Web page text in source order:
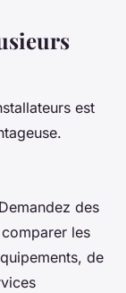
est
des
les
de